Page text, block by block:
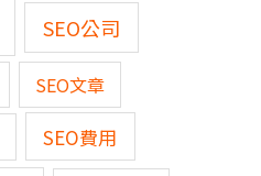
SEO公司
SEO文章
SEO費用